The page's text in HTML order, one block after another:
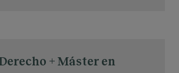
+ Máster en